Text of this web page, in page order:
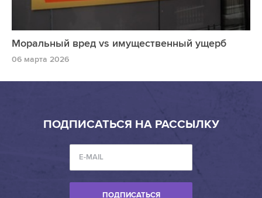
Моральный вред vs имущественный ущерб
06 марта 2026
ПОДПИСАТЬСЯ НА РАССЫЛКУ
ПОДПИСАТЬСЯ